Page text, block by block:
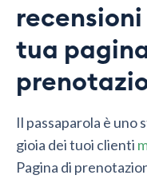
tua
Il passaparola è
gioia dei tuoi clienti
Pagina di